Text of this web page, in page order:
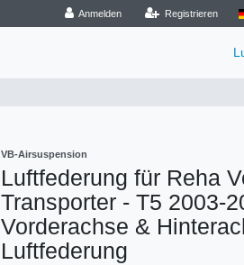
Anmelden Registrieren
VB-Airsuspension
Luftfederung für Reha
Transporter - T5 2003-
Vorderachse &
Luftfederung